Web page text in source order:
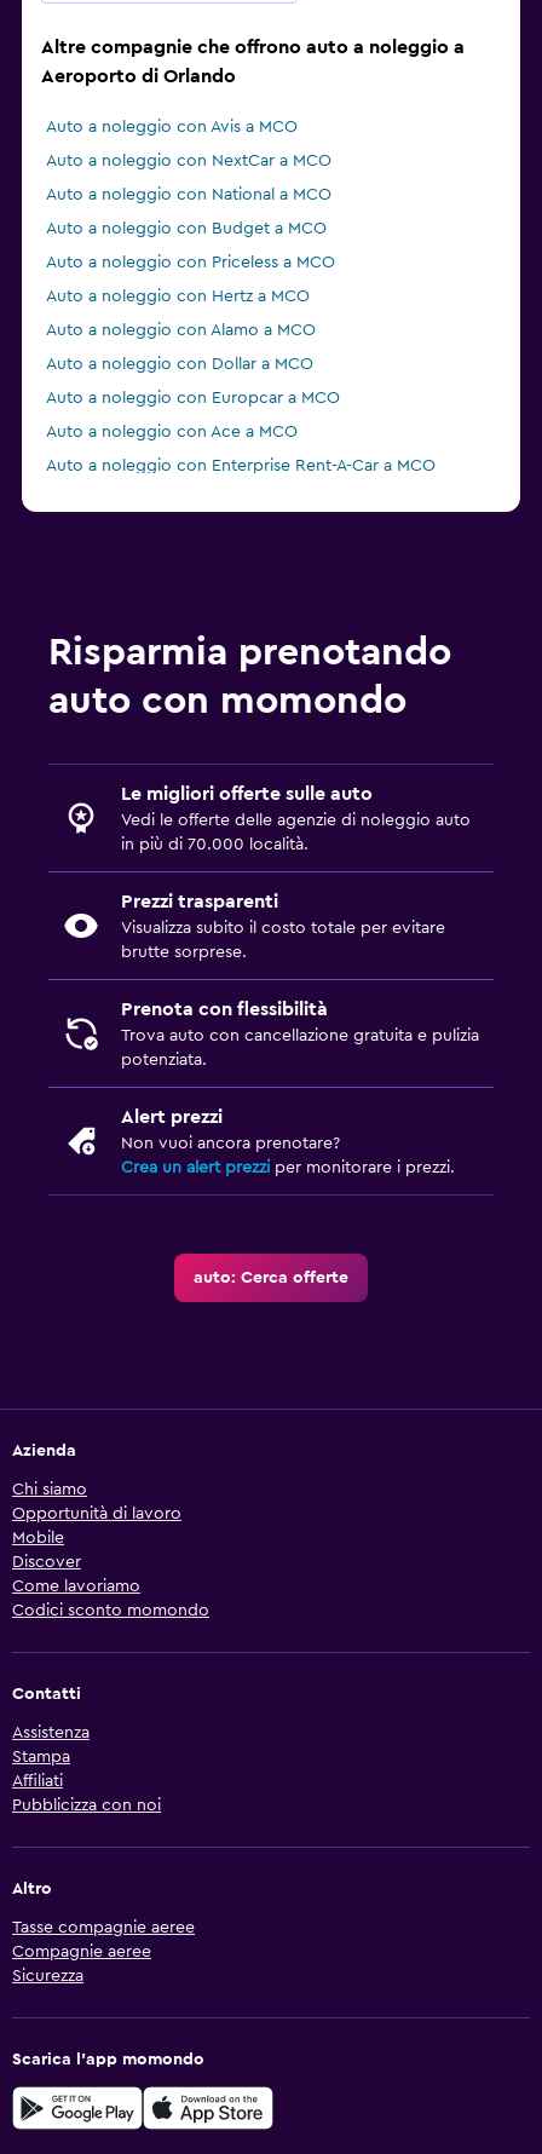
Altre compagnie che offrono auto a noleggio a
Aeroporto di Orlando
Auto a noleggio con Avis a MCO
Auto a noleggio con NextCar a MCO
Auto a noleggio con National a MCO
Auto a noleggio con Budget a MCO
Auto a noleggio con Priceless a MCO
Auto a noleggio con Hertz a MCO
Auto a noleggio con Alamo a MCO
Auto a noleggio con Dollar a MCO
Auto a noleggio con Europcar a MCO
Auto a noleggio con Ace a MCO
Auto a noleggio con Enterprise Rent-A-Car a MCO
Auto a noleggio con NU Car a MCO
Risparmia prenotando
auto con momondo
Le migliori offerte sulle auto
Vedi le offerte delle agenzie di noleggio auto
in più di 70.000 località.
Prezzi trasparenti
Visualizza subito il costo totale per evitare
brutte sorprese.
Prenota con flessibilità
Trova auto con cancellazione gratuita e pulizia
potenziata.
Alert prezzi
Non vuoi ancora prenotare?
Crea un alert prezzi per monitorare i prezzi.
auto: Cerca offerte
Azienda
Chi siamo
Opportunità di lavoro
Mobile
Discover
Come lavoriamo
Codici sconto momondo
Contatti
Assistenza
Stampa
Affiliati
Pubblicizza con noi
Altro
Tasse compagnie aeree
Compagnie aeree
Sicurezza
Scarica l'app momondo